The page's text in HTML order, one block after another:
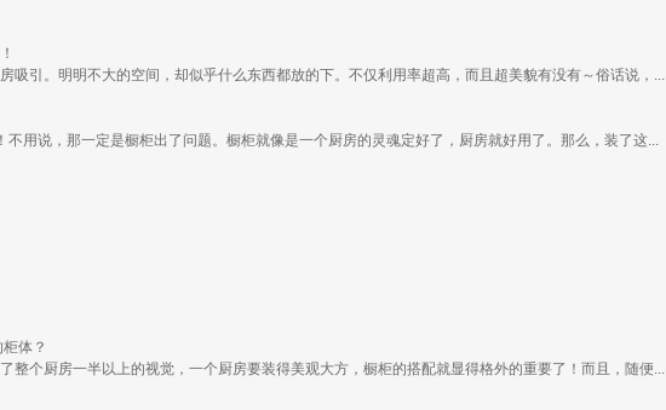
吸引。明明不大的空间，却似乎什么东西都放的下。不仅利用率超高，而且超美貌有没有～俗话说，...
用说，那一定是橱柜出了问题。橱柜就像是一个厨房的灵魂定好了，厨房就好用了。那么，装了这...
体？
整个厨房一半以上的视觉，一个厨房要装得美观大方，橱柜的搭配就显得格外的重要了！而且，随便...